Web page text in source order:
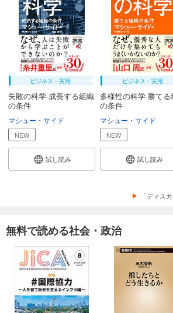
ビジネス・実用
失敗の科学 成長する組織
の条件
マシュー・サイド
NEW
試し読み
ビジネス・実用
多様性の科学 勝てる
の条件
マシュー・サイド
NEW
試し読み
「ディス
無料で読める社会・政治